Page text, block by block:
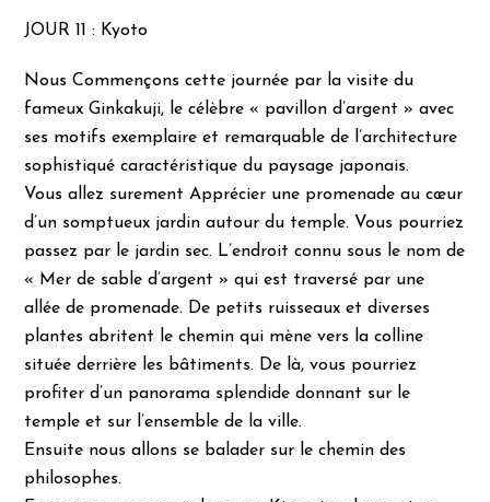
JOUR 11 : Kyoto
Nous Commençons cette journée par la visite du
fameux Ginkakuji, le célèbre « pavillon d’argent » avec
ses motifs exemplaire et remarquable de l’architecture
sophistiqué caractéristique du paysage japonais.
Vous allez surement Apprécier une promenade au cœur
d’un somptueux jardin autour du temple. Vous pourriez
passez par le jardin sec. L’endroit connu sous le nom de
« Mer de sable d’argent » qui est traversé par une
allée de promenade. De petits ruisseaux et diverses
plantes abritent le chemin qui mène vers la colline
située derrière les bâtiments. De là, vous pourriez
profiter d’un panorama splendide donnant sur le
temple et sur l’ensemble de la ville.
Ensuite nous allons se balader sur le chemin des
philosophes.